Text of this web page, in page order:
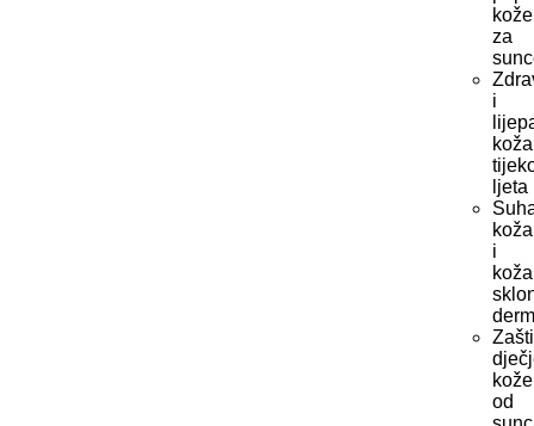
kože
za
i
koža
ljeta
koža
i
koža
kože
od